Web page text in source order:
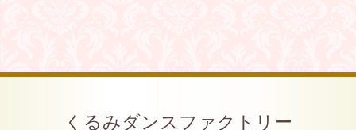
くるみダンスファクトリー